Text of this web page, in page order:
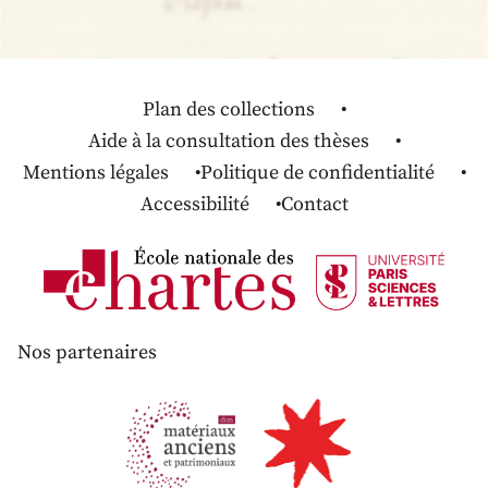
Plan des collections
Aide à la consultation des thèses
Mentions légales
Politique de confidentialité
Accessibilité
Contact
Nos partenaires